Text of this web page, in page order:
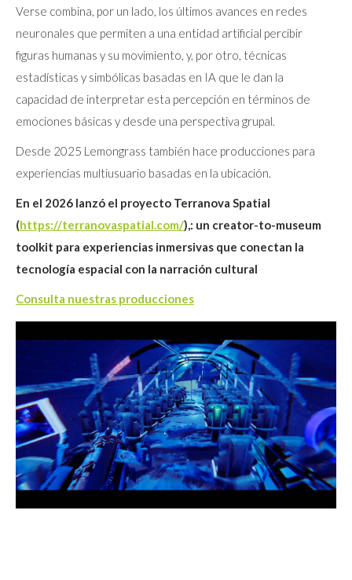
Verse combina, por un lado, los últimos avances en redes
neuronales que permiten a una entidad artificial percibir
figuras humanas y su movimiento, y, por otro, técnicas
estadísticas y simbólicas basadas en IA que le dan la
capacidad de interpretar esta percepción en términos de
emociones básicas y desde una perspectiva grupal.
Desde 2025 Lemongrass también hace producciones para
experiencias multiusuario basadas en la ubicación.
En el 2026 lanzó el proyecto Terranova Spatial
(https://terranovaspatial.com/),: un creator-to-museum
toolkit para experiencias inmersivas que conectan la
tecnología espacial con la narración cultural
Consulta nuestras producciones